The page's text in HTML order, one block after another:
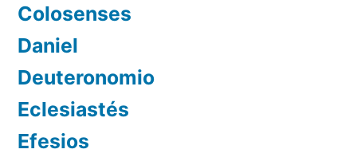
Colosenses
Daniel
Deuteronomio
Eclesiastés
Efesios